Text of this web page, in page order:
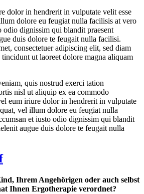
dolor in hendrerit in vulputate velit esse
dolore eu feugiat nulla facilisis at vero
odio dignissim qui blandit praesent
duis dolore te feugait nulla facilisi.
consectetuer adipiscing elit, sed diam
ut laoreet dolore magna aliquam
quis nostrud exerci tation
nisl ut aliquip ex ea commodo
eum iriure dolor in hendrerit in vulputate
vel illum dolore eu feugiat nulla
et iusto odio dignissim qui blandit
augue duis dolore te feugait nulla
Ihrem Angehörigen oder auch selbst
Ihnen Ergotherapie verordnet?